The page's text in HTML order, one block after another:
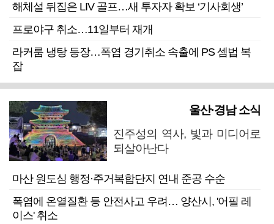
해체설 뒤집은 LIV 골프…새 투자자 확보 ‘기사회생’
프로야구 취소…11일부터 재개
라커룸 냉탕 등장…폭염 경기취소 속출에 PS 셈법 복
잡
울산·경남 소식
진주성의 역사, 빛과 미디어로
되살아난다
마산 원도심 행정·주거복합단지 연내 준공 수순
폭염에 온열질환 등 안전사고 우려… 양산시, '어필 레
이스' 취소